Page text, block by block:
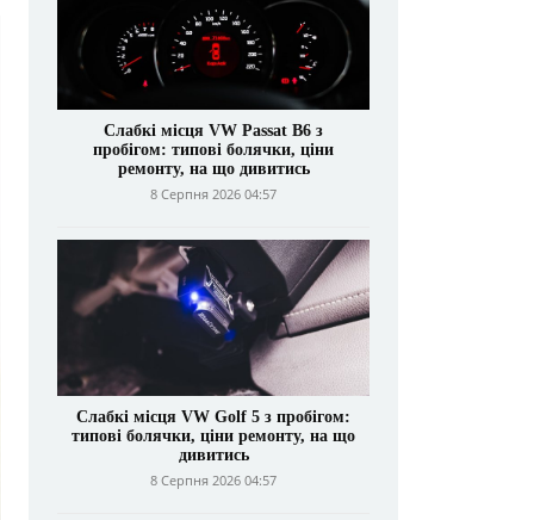
Слабкі місця VW Passat B6 з
пробігом: типові болячки, ціни
ремонту, на що дивитись
8 Серпня 2026 04:57
Слабкі місця VW Golf 5 з пробігом:
типові болячки, ціни ремонту, на що
дивитись
8 Серпня 2026 04:57